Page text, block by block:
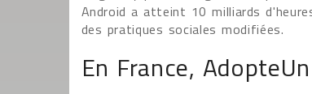
Android a atteint 10 milliards
des pratiques sociales modifiées.
En France,